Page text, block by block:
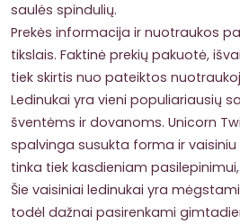
saulės spindulių.
Prekės informacija ir nuotraukos
tikslais. Faktinė prekių pakuotė,
tiek skirtis nuo pateiktos
Ledinukai yra vieni populiariausių
šventėms ir dovanoms. Unicorn
spalvinga susukta forma ir vaisiniu
tinka tiek kasdieniam
Šie vaisiniai ledinukai yra
todėl dažnai pasirenkami